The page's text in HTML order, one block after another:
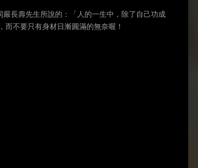
長壽先生所說的：「人的一生中，除了自己功成
不要只有身材日漸圓滿的無奈喔！